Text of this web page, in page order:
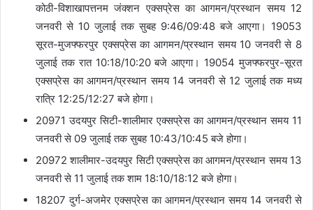
कोठी-विशाखापत्तनम जंक्शन एक्सप्रेस का आगमन/प्रस्थान समय 12
जनवरी से 10 जुलाई तक सुबह 9:46/09:48 बजे आएगा। 19053
सूरत-मुजफ्फरपुर एक्सप्रेस का आगमन/प्रस्थान समय 10 जनवरी से 8
जुलाई तक रात 10:18/10:20 बजे आएगा। 19054 मुजफ्फरपुर-सूरत
एक्सप्रेस का आगमन/प्रस्थान समय 14 जनवरी से 12 जुलाई तक मध्य
रात्रि 12:25/12:27 बजे होगा।
20971 उदयपुर सिटी-शालीमार एक्सप्रेस का आगमन/प्रस्थान समय 11
जनवरी से 09 जुलाई तक सुबह 10:43/10:45 बजे होगा।
20972 शालीमार-उदयपुर सिटी एक्सप्रेस का आगमन/प्रस्थान समय 13
जनवरी से 11 जुलाई तक शाम 18:10/18:12 बजे होगा।
18207 दुर्ग-अजमेर एक्सप्रेस का आगमन/प्रस्थान समय 14 जनवरी से